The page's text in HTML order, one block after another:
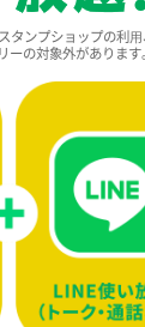
タンプショップの利
の対象外があります。